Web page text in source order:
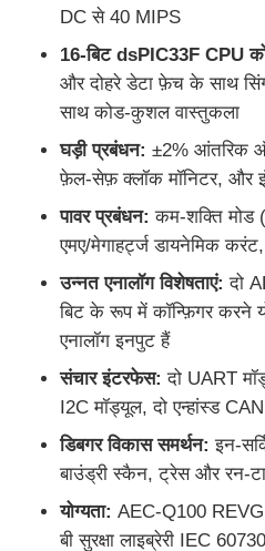
ईपॉम चिप
PSRAM चिप
SRAM चिप
न ही फ्लैश
ईपीरोम आईसी
यूएआरटी आईसी
एडीसी डीएसी
DC से 40 MIPS
16-बिट dsPIC33F CPU
और दोहरे डेटा फ़ेच के साथ
साथ कोड-कुशल वास्तुकला
घड़ी प्रबंधन: ±2% आंतरिक
फ़ेल-सेफ़ क्लॉक मॉनिटर, और
पावर प्रबंधन: कम-शक्ति मोड
एमए/मेगाहर्ट्ज डायनेमिक
उन्नत एनालॉग विशेषताएं: दो
बिट के रूप में कॉन्फ़िगर करने
एनालॉग इनपुट हैं
संचार इंटरफेस: दो UART
I2C मॉड्यूल, दो एन्हांस्ड
डिबगर विकास समर्थन: इन-
बाउंड्री स्कैन, ट्रेस और रन-
योग्यता: AEC-Q100
बी सुरक्षा लाइब्रेरी IEC 60730